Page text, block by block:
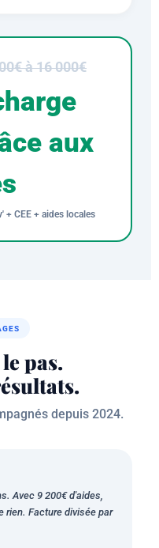
à 16 000€
aux
+ CEE + aides locales
pas.
depuis 2024.
Avec 9 200€ d'aides,
rien. Facture divisée par